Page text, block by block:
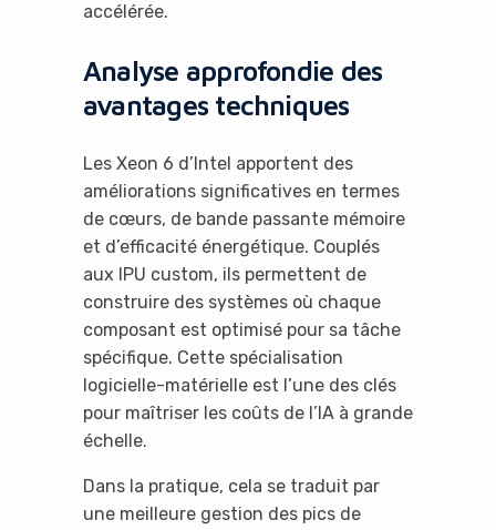
accélérée.
Analyse approfondie des
avantages techniques
Les Xeon 6 d’Intel apportent des
améliorations significatives en termes
de cœurs, de bande passante mémoire
et d’efficacité énergétique. Couplés
aux IPU custom, ils permettent de
construire des systèmes où chaque
composant est optimisé pour sa tâche
spécifique. Cette spécialisation
logicielle-matérielle est l’une des clés
pour maîtriser les coûts de l’IA à grande
échelle.
Dans la pratique, cela se traduit par
une meilleure gestion des pics de